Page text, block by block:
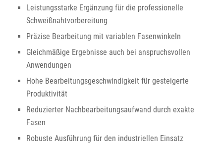
Leistungsstarke Ergänzung für die professionelle
Schweißnahtvorbereitung
Präzise Bearbeitung mit variablen Fasenwinkeln
Gleichmäßige Ergebnisse auch bei anspruchsvollen
Anwendungen
Hohe Bearbeitungsgeschwindigkeit für gesteigerte
Produktivität
Reduzierter Nachbearbeitungsaufwand durch exakte
Fasen
Robuste Ausführung für den industriellen Einsatz